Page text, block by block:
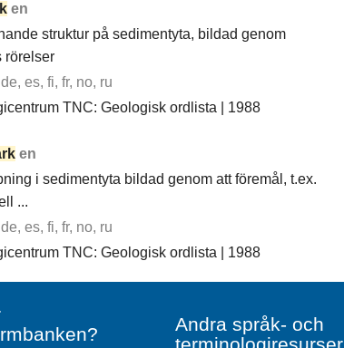
en
struktur på sedimentyta, bildad genom
rörelser
es, fi, fr, no, ru
TNC: Geologisk ordlista | 1988
en
i sedimentyta bildad genom att föremål, t.ex.
...
es, fi, fr, no, ru
TNC: Geologisk ordlista | 1988
Andra språk- och